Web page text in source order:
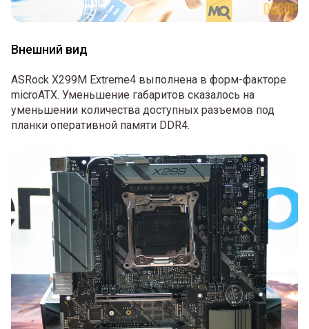
Внешний вид
ASRock X299M Extreme4 выполнена в форм-факторе
microATX. Уменьшение габаритов сказалось на
уменьшении количества доступных разъемов под
планки оперативной памяти DDR4.